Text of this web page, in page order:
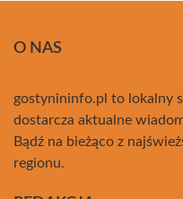
O NAS
gostynininfo.pl to lokalny
dostarcza aktualne
Bądź na bieżąco z
regionu.